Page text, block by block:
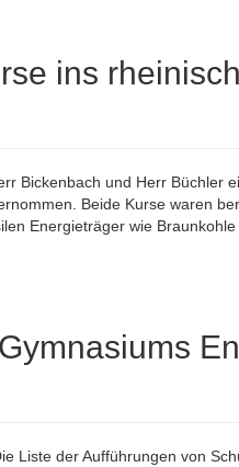
ins
Bickenbach und Herr Büchler
Beide Kurse waren
Energieträger wie
Liste der Aufführungen von